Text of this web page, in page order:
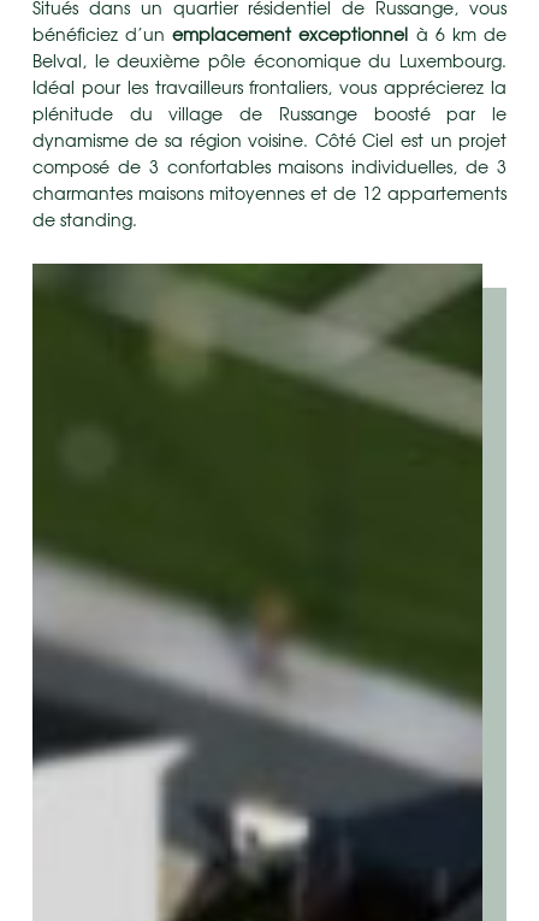
Situés dans un quartier résidentiel de Russange, vous
bénéficiez d’unemplacement exceptionnel
à 6 km de
Belval, le deuxième pôle économique du Luxembourg.
Idéal pour les travailleurs frontaliers, vous apprécierez la
plénitude du village de Russange boosté par le
dynamisme de sa région voisine. Côté Ciel est un projet
composé de 3 confortables maisons individuelles, de 3
charmantes maisons mitoyennes et de 12 appartements
de standing.